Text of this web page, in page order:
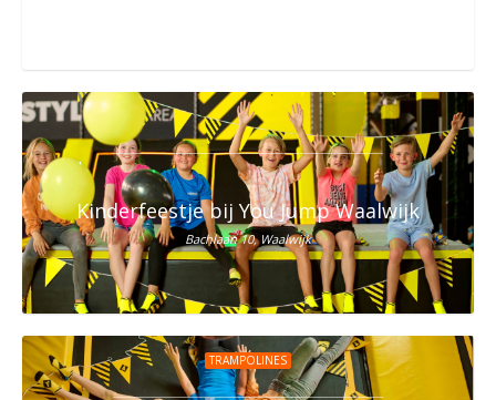
Kinderfeestje bij You Jump Waalwijk
Bachlaan 10, Waalwijk
TRAMPOLINES